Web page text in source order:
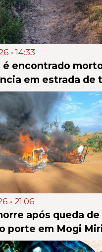
• 14:33
é encontrado
em estrada de
• 21:06
após queda de
porte em Mogi